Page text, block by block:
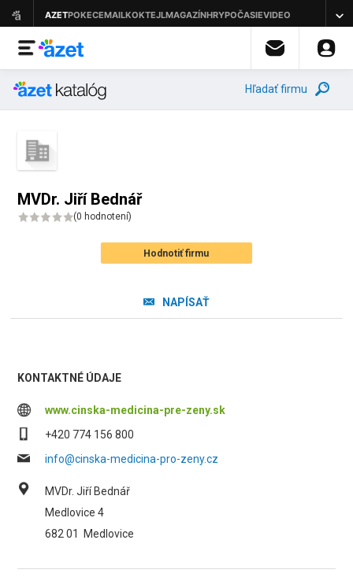
Hľadať firmu
MVDr. Jiří Bednář
(0 hodnotení)
Hodnotiť firmu
NAPÍSAŤ
KONTAKTNÉ ÚDAJE
www.cinska-medicina-pre-zeny.sk
+420 774 156 800
info@cinska-medicina-pro-zeny.cz
MVDr. Jiří Bednář
Medlovice 4
682 01
Medlovice